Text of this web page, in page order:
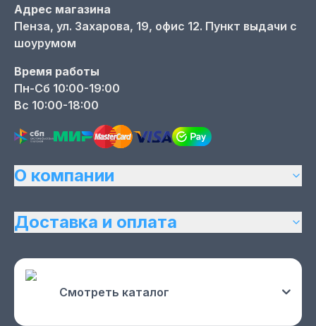
Адрес магазина
Пенза, ул. Захарова, 19, офис 12. Пункт выдачи с
шоурумом
Время работы
Пн-Сб 10:00-19:00
Вс 10:00-18:00
О компании
Доставка и оплата
Смотреть каталог